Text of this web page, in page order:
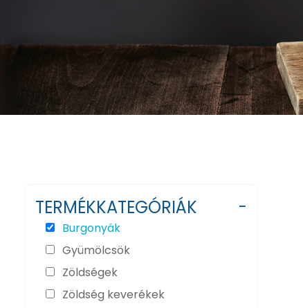
TERMÉKKATEGÓRIÁK -
Burgonyák
Gyümölcsök
Zöldségek
Zöldség keverékek